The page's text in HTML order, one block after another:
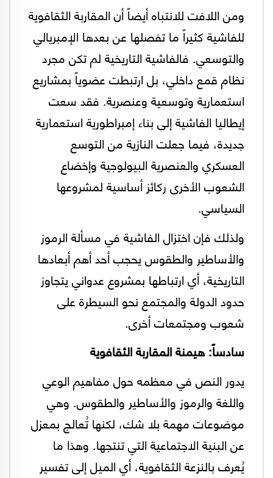
ومن اللافت للانتباه أيضاً أن المقاربة الثقافوية
للفاشية كثيراً ما تفصلها عن بعدها الإمبريالي
والتوسعي. فالفاشية التاريخية لم تكن مجرد
نظام قمع داخلي، بل ارتبطت عضوياً بمشاريع
استعمارية وتوسعية وعنصرية. فقد سعت
إيطاليا الفاشية إلى بناء إمبراطورية استعمارية
جديدة، فيما جعلت النازية من التوسع
العسكري والعنصرية البيولوجية وإخضاع
الشعوب الأخرى ركائز أساسية لمشروعها
السياسي.
ولذلك فإن اختزال الفاشية في مسألة الرموز
والأساطير والطقوس يحجب أحد أهم أبعادها
التاريخية، أي ارتباطها بمشروع عدواني يتجاوز
حدود الدولة والمجتمع نحو السيطرة على
شعوب ومجتمعات أخرى.
سادساً: هيمنة المقاربة الثقافوية
يدور النص في معظمه حول مفاهيم الوعي
واللغة والرموز والأساطير والطقوس. وهي
موضوعات مهمة بلا شك، لكنها تُعالج بمعزل
عن البنية الاجتماعية التي تنتجها. وهذا ما
يُعرف بالنزعة الثقافوية، أي الميل إلى تفسير